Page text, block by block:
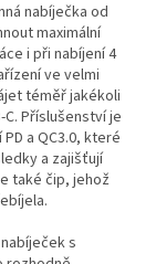
nabíječka od
maximální
i při nabíjení 4
ve velmi
téměř jakékoli
C. Příslušenství je
a QC3.0, které
a zajišťují
také čip, jehož
nabíječek s